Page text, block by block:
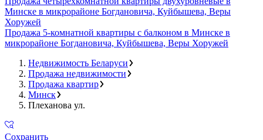
Минске в микрорайоне Богдановича, Куйбышева, Веры
Хоружей
Продажа 5-комнатной квартиры с балконом в Минске в
микрорайоне Богдановича, Куйбышева, Веры Хоружей
Недвижимость Беларуси
Продажа недвижимости
Продажа квартир
Минск
Плеханова ул.
Сохранить